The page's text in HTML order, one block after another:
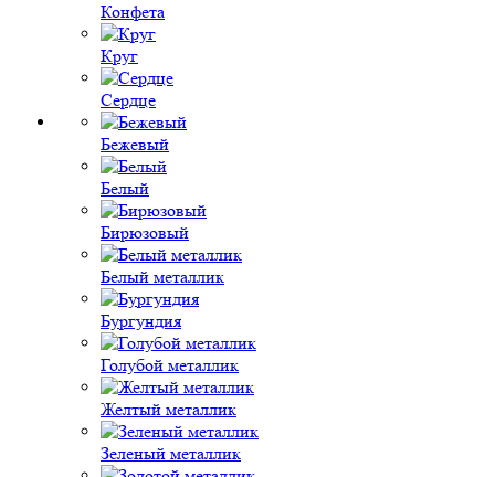
Конфета
Круг
Сердце
Бежевый
Белый
Бирюзовый
Белый металлик
Бургундия
Голубой металлик
Желтый металлик
Зеленый металлик